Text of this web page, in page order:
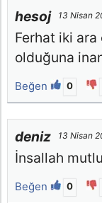
hesoj 13 Nisan
Ferhat iki ara
olduğuna
Beğen 0
deniz 13 Nisan
İnsallah
Beğen 0